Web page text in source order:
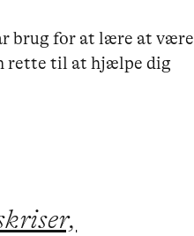
brug for at lære at være
rette til at hjælpe dig